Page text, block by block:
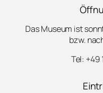
Das Museum ist
bzw.
Tel: +49